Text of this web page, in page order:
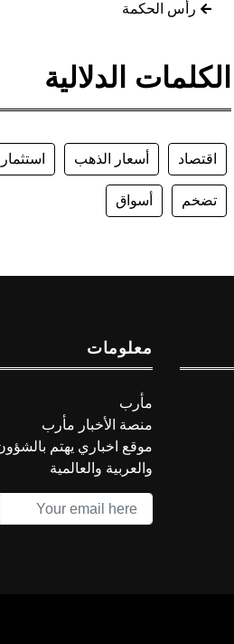
رأس الحكمة
الكلمات الدلالية
اقتصاد أسعار الذهب استثمار
تضخم أسواق
معلومات
مأرب
منصة الأخبار مأرب
موقع اخباري يهتم
والعربية والعالمية